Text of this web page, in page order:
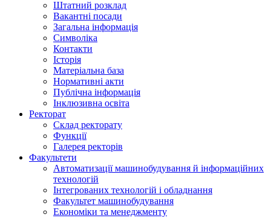
Штатний розклад
Вакантні посади
Загальна інформація
Символіка
Контакти
Історія
Матеріальна база
Нормативні акти
Публічна інформація
Інклюзивна освіта
Ректорат
Склад ректорату
Функції
Галерея ректорів
Факультети
Автоматизації машинобудування й інформаційних
технологій
Інтегрованих технологій і обладнання
Факультет машинобудування
Економіки та менеджменту